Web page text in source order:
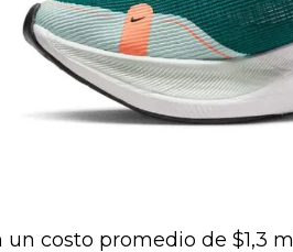
un costo promedio de $1,3